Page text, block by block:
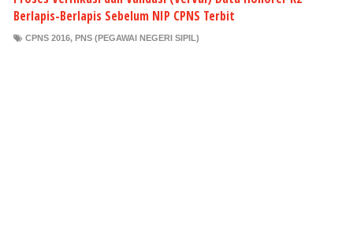
Berlapis-Berlapis Sebelum NIP CPNS Terbit
CPNS 2016, PNS (PEGAWAI NEGERI SIPIL)